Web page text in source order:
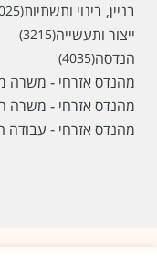
בניין, בינוי ותשתיות(2025)
ייצור ותעשייה(3215)
הנדסה(4035)
מהנדס אזרחי - משרה
מהנדס אזרחי - משרה
מהנדס אזרחי - עבודה